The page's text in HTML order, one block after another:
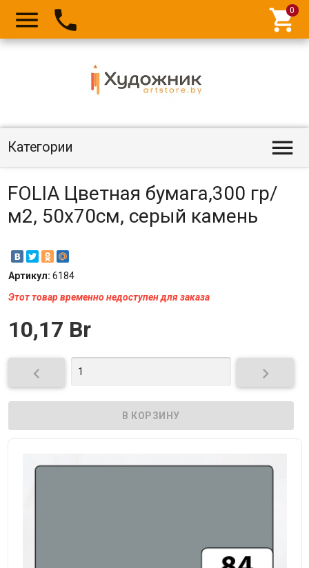
  
Категории 
FOLIA Цветная бумага,300 гр/
м2, 50х70см, серый камень
Артикул: 6184
Этот товар временно недоступен для заказа
10,17 Br
 